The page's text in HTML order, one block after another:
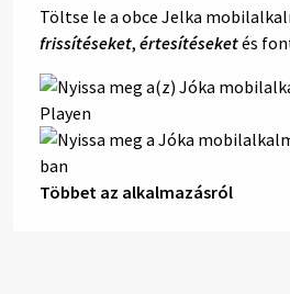
Töltse le a obce Jelka
frissítéseket, értesítéseketés
Többet az alkalmazásról